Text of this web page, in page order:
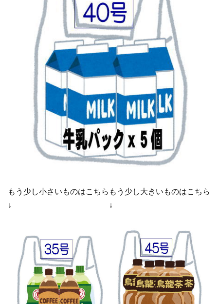
もう少し小さいものはこちら
↓
もう少し大きいものはこちら
↓